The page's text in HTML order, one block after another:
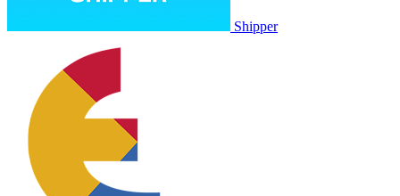
Shipper